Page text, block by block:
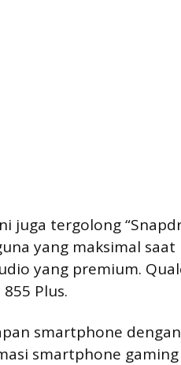
juga tergolong
yang maksimal
yang premium.
Plus.
smartphone
smartphone